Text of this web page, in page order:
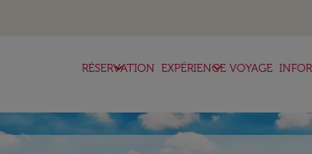
RÉSERVATION
keyboard_arrow_down EXPÉRIENCE VOYAGE
keyboard_arrow_down